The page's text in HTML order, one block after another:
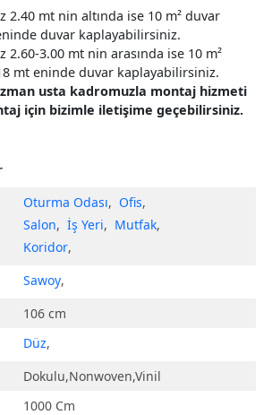
2.40 mt nin altında ise 10 m² duvar
duvar kaplayabilirsiniz.
2.60-3.00 mt nin arasında ise 10 m²
mt eninde duvar kaplayabilirsiniz.
usta kadromuzla montaj hizmeti
için bizimle iletişime geçebilirsiniz.
Oturma Odası, Ofis,
Salon, İş Yeri, Mutfak,
Koridor,
Sawoy,
106 cm
Düz,
Dokulu,Nonwoven,Vinil
1000 Cm